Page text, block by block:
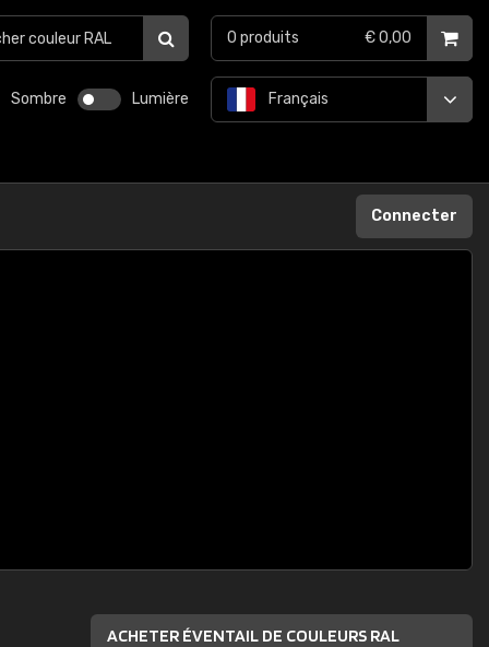
Sombre Lumière Français
0 produits € 0,00
Connecter
ACHETER ÉVENTAIL DE COULEURS RAL